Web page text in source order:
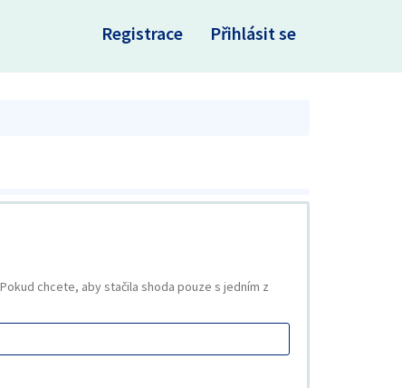
Registrace Přihlásit se
chcete, aby stačila shoda pouze s jedním z